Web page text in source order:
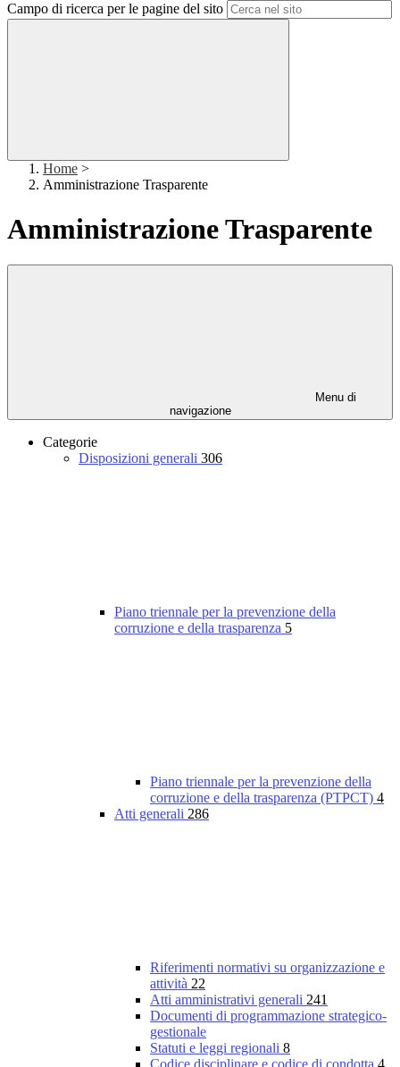
Campo di ricerca per le pagine del sito
Home >
Amministrazione Trasparente
Amministrazione Trasparente
Menu di
navigazione
Categorie
Disposizioni generali 306
Piano triennale per la prevenzione della
corruzione e della trasparenza 5
Piano triennale per la prevenzione della
corruzione e della trasparenza (PTPCT) 4
Atti generali 286
Riferimenti normativi su organizzazione e
attività 22
Atti amministrativi generali 241
Documenti di programmazione strategico-
gestionale
Statuti e leggi regionali 8